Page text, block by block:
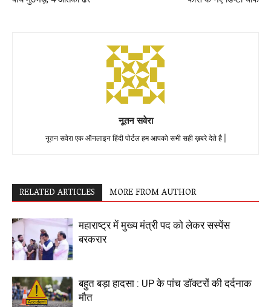
नूतन सवेरा
नूतन सवेरा एक ऑनलाइन हिंदी पोर्टल हम आपको सभी सही ख़बरे देते है |
RELATED ARTICLES MORE FROM AUTHOR
महाराष्ट्र में मुख्य मंत्री पद को लेकर सस्पेंस
बरकरार
बहुत बड़ा हादसा : UP के पांच डॉक्टरों की दर्दनाक
मौत